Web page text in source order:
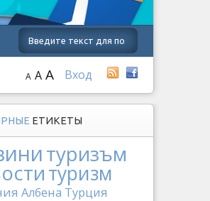
Вход
A A A
ЕТИКЕТЫ
туризъм
туризм
Албена Турция